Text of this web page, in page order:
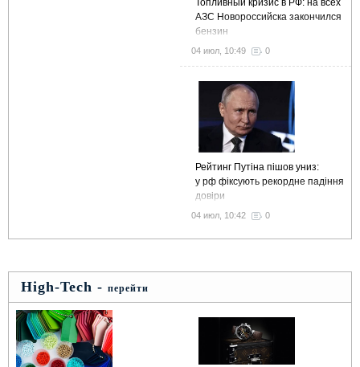
АЗС Новороссийска закончился
бензин
04 июл, 10:49 0
Рейтинг Путіна пішов униз:
у рф фіксують рекордне падіння
довіри
04 июл, 10:42 0
High-Tech - перейти